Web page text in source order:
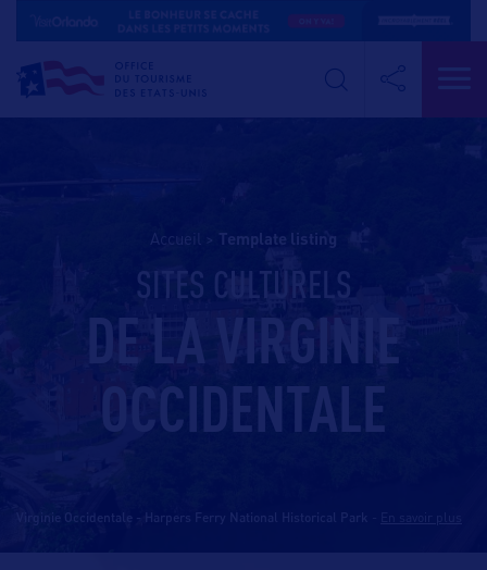
Accueil template listing
SITES CULTURELS
DE LA VIRGINIE
OCCIDENTALE
Virginie Occidentale - Harpers Ferry National Historical Park